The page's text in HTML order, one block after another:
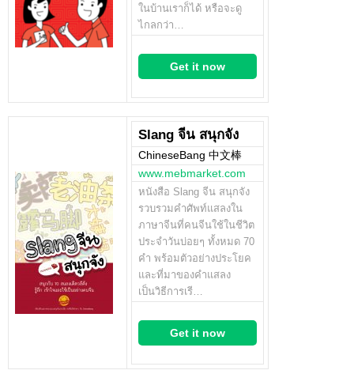
ในบ้านเราก็ได้ หรือจะดู
ไกลกว่า…
Get it now
Slang จีน สนุกจัง
ChineseBang 中文棒
www.mebmarket.com
หนังสือ Slang จีน สนุกจัง
รวบรวมคำศัพท์แสลงใน
ภาษาจีนที่คนจีนใช้ในชีวิต
ประจำวันบ่อยๆ ทั้งหมด 70
คำ พร้อมตัวอย่างประโยค
และที่มาของคำแสลง
เป็นวิธีการเรี…
Get it now